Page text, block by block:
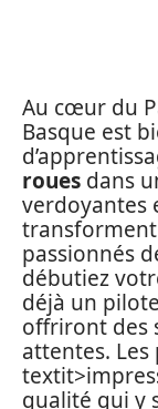
Au cœur du
Basque est
roues dans
verdoyantes
passionnés
débutiez
déjà un
offriront des
attentes. Les
qualité qui y